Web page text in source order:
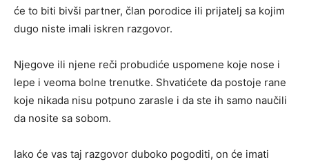
će to biti bivši partner, član porodice ili prijatelj sa kojim
dugo niste imali iskren razgovor.
Njegove ili njene reči probudiće uspomene koje nose i
lepe i veoma bolne trenutke. Shvatićete da postoje rane
koje nikada nisu potpuno zarasle i da ste ih samo naučili
da nosite sa sobom.
Iako će vas taj razgovor duboko pogoditi, on će imati